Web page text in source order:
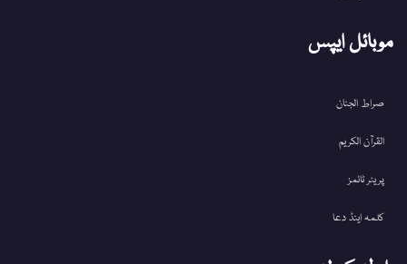
موبائل ایپس
صراط الجنان
القرآن الکریم
پریئر ٹائمز
کلمہ اینڈ دعا